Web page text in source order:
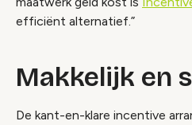
efficiënt alternatief.”
Makkelijk en
De kant-en-klare incentive